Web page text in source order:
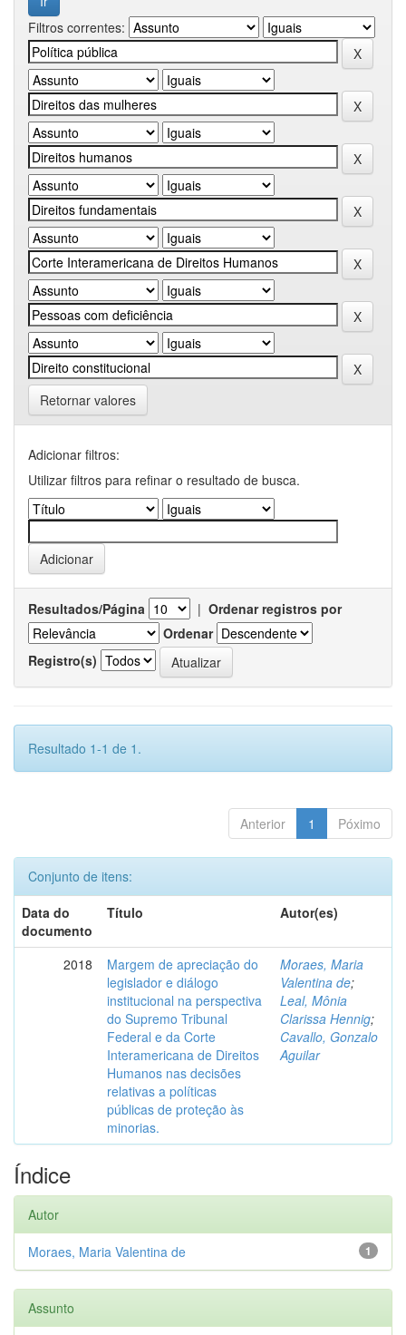
Filtros correntes:
Retornar valores
Adicionar filtros:
Utilizar filtros para refinar o resultado de busca.
Resultados/Página | Ordenar registros por
Ordenar
Registro(s)
Resultado 1-1 de 1.
Anterior 1 Póximo
Conjunto de itens:
Data do
documento
Título Autor(es)
2018
Margem de apreciação do
legislador e diálogo
institucional na perspectiva
do Supremo Tribunal
Federal e da Corte
Interamericana de Direitos
Humanos nas decisões
relativas a políticas
públicas de proteção às
minorias.
Moraes, Maria
Valentina de;
Leal, Mônia
Clarissa Hennig;
Cavallo, Gonzalo
Aguilar
Índice
Autor
1
Moraes, Maria Valentina de
Assunto